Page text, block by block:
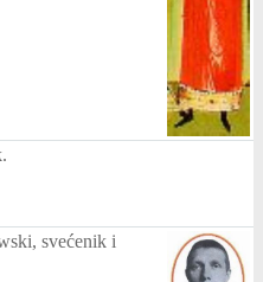
svećenik i